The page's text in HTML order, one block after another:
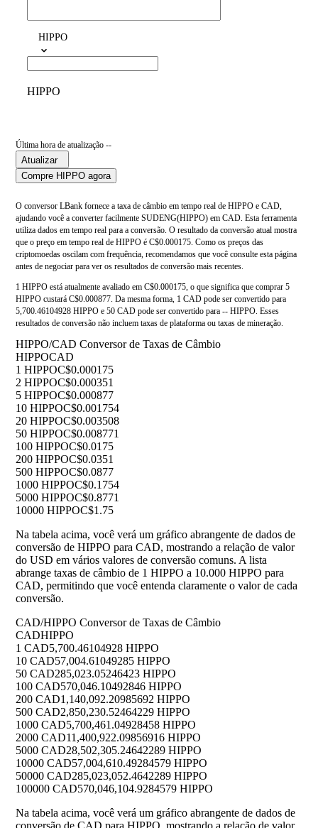
HIPPO
HIPPO
Última hora de atualização --
Atualizar
Compre HIPPO agora
O conversor LBank fornece a taxa de câmbio em tempo real de HIPPO e CAD,
ajudando você a converter facilmente SUDENG(HIPPO) em CAD. Esta ferramenta
utiliza dados em tempo real para a conversão. O resultado da conversão atual mostra
que o preço em tempo real de HIPPO é C$0.000175. Como os preços das
criptomoedas oscilam com frequência, recomendamos que você consulte esta página
antes de negociar para ver os resultados de conversão mais recentes.
1 HIPPO está atualmente avaliado em C$0.000175, o que significa que comprar 5
HIPPO custará C$0.000877. Da mesma forma, 1 CAD pode ser convertido para
5,700.46104928 HIPPO e 50 CAD pode ser convertido para -- HIPPO. Esses
resultados de conversão não incluem taxas de plataforma ou taxas de mineração.
HIPPO/CAD Conversor de Taxas de Câmbio
HIPPOCAD
1 HIPPOC$0.000175
2 HIPPOC$0.000351
5 HIPPOC$0.000877
10 HIPPOC$0.001754
20 HIPPOC$0.003508
50 HIPPOC$0.008771
100 HIPPOC$0.0175
200 HIPPOC$0.0351
500 HIPPOC$0.0877
1000 HIPPOC$0.1754
5000 HIPPOC$0.8771
10000 HIPPOC$1.75
Na tabela acima, você verá um gráfico abrangente de dados de
conversão de HIPPO para CAD, mostrando a relação de valor
do USD em vários valores de conversão comuns. A lista
abrange taxas de câmbio de 1 HIPPO a 10.000 HIPPO para
CAD, permitindo que você entenda claramente o valor de cada
conversão.
CAD/HIPPO Conversor de Taxas de Câmbio
CADHIPPO
1 CAD5,700.46104928 HIPPO
10 CAD57,004.61049285 HIPPO
50 CAD285,023.05246423 HIPPO
100 CAD570,046.10492846 HIPPO
200 CAD1,140,092.20985692 HIPPO
500 CAD2,850,230.52464229 HIPPO
1000 CAD5,700,461.04928458 HIPPO
2000 CAD11,400,922.09856916 HIPPO
5000 CAD28,502,305.24642289 HIPPO
10000 CAD57,004,610.49284579 HIPPO
50000 CAD285,023,052.4642289 HIPPO
100000 CAD570,046,104.9284579 HIPPO
Na tabela acima, você verá um gráfico abrangente de dados de